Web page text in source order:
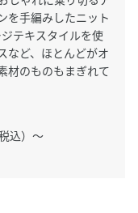
を手編みしたニット
テキスタイルを使
など、ほとんどがオ
材のものもまぎれて
込）～